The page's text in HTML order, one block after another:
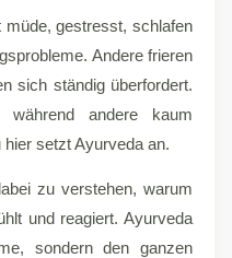
gestresst, schlafen
Andere frieren
sich ständig überfordert.
andere kaum
setzt Ayurveda an.
zu verstehen, warum
und reagiert. Ayurveda
sondern den ganzen